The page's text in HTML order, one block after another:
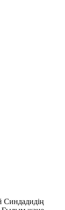
Синдадидің